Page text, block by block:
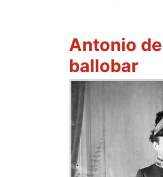
Antonio
ballobar